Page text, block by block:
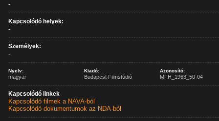
-
Kapcsolódó helyek:
-
Személyek:
-
Nyelv:
magyar
Kiadó:
Budapest Filmstúdió
Azonosító:
MFH_1963_50-04
Kapcsolódó linkek
Kapcsolódó filmek a NAVA-ból
Kapcsolódó dokumentumok az NDA-ból